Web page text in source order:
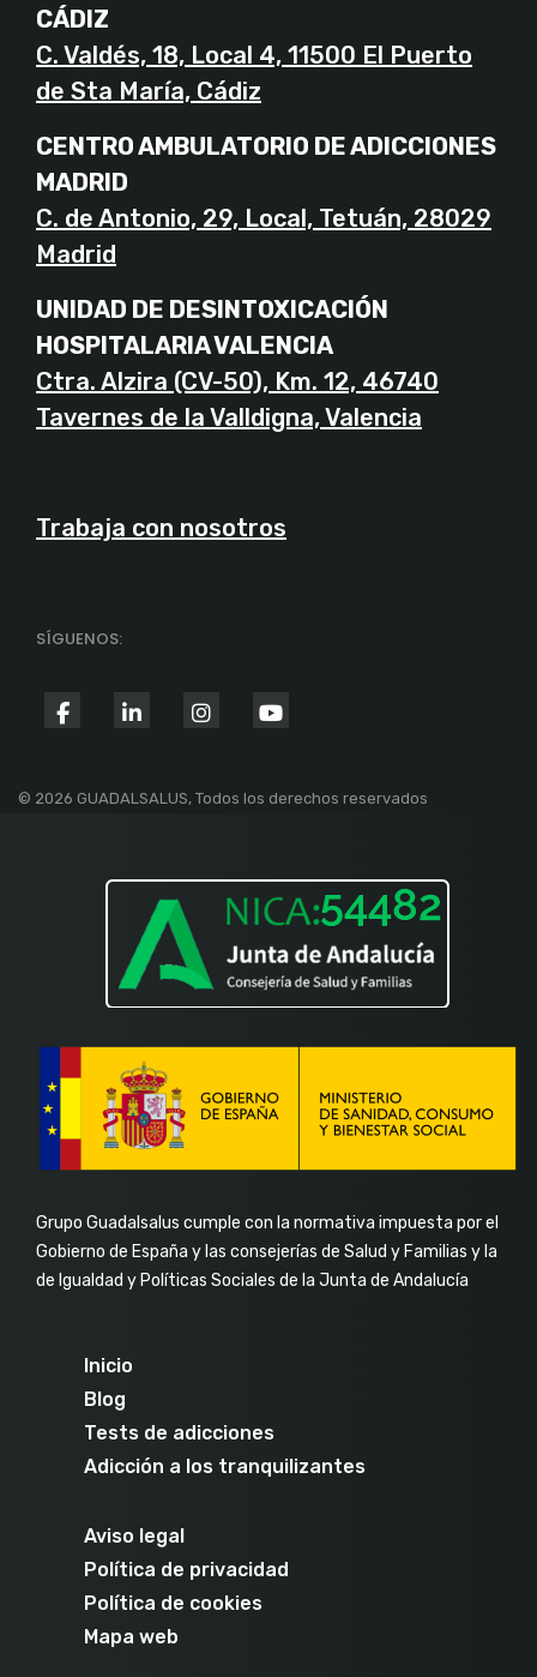
CÁDIZ
C. Valdés, 18, Local 4, 11500 El Puerto
de Sta María, Cádiz
CENTRO AMBULATORIO DE ADICCIONES
MADRID
C. de Antonio, 29, Local, Tetuán, 28029
Madrid
UNIDAD DE DESINTOXICACIÓN
HOSPITALARIA VALENCIA
Ctra. Alzira (CV-50), Km. 12, 46740
Tavernes de la Valldigna, Valencia
Trabaja con nosotros
SÍGUENOS:
fab
facebook-
fab
linkedin-
fab
instagram
fab
youtube
© 2026 GUADALSALUS, Todos los derechos reservados
Grupo Guadalsalus cumple con la normativa impuesta por el
Gobierno de España y las consejerías de Salud y Familias y la
de Igualdad y Políticas Sociales de la Junta de Andalucía
Inicio
Blog
Tests de adicciones
Adicción a los tranquilizantes
Aviso legal
Política de privacidad
Política de cookies
Mapa web